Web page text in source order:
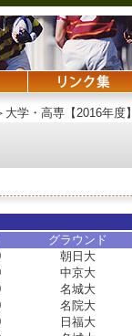
大学・高専【2016年度】
グラウンド
朝日大
中京大
名城大
名院大
日福大